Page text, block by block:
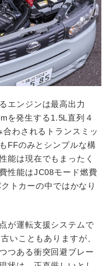
エンジンは最高出力
を発生する1.5L直列４
わされるトランスミッ
FFのみとシンプルな構
能は現在でもまったく
性能はJC08モード燃費
トカーの中ではかなり
が運転支援システムで
いこともありますが、
つある衝突回避ブレー